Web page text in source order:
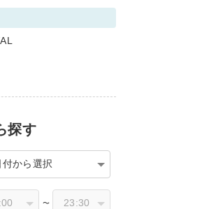
探す
付から選択
〜